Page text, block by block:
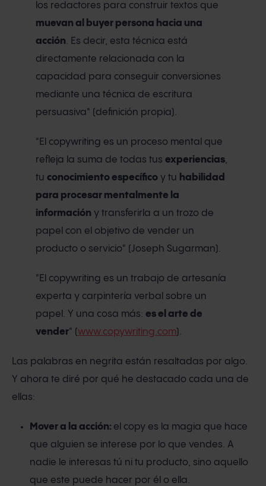
los redactores para construir textos que
muevan al
buyer persona hacia una
acción. Es decir, esta técnica está
directamente relacionada con la
capacidad para conseguir conversiones
mediante una técnica de escritura
persuasiva" (definición propia).
"El copywriting es un proceso mental que
refleja la suma de todas tus experiencias,
tu conocimiento específico y tu habilidad
para procesar mentalmente la
información y transferirla a un trozo de
papel con el objetivo de vender un
producto o servicio" (Joseph Sugarman).
"El copywriting es un trabajo de artesanía
experta y carpintería verbal sobre un
papel. Y una cosa más: es el arte de
vender" (www.copywriting.com).
Las palabras en negrita están resaltadas por algo.
Y ahora te diré por qué he destacado cada una de
ellas:
Mover a la acción: el copy es la magia que hace
que alguien se interese por lo que vendes. A
nadie le interesas tú ni tu producto, sino aquello
que este puede hacer por él o ella.